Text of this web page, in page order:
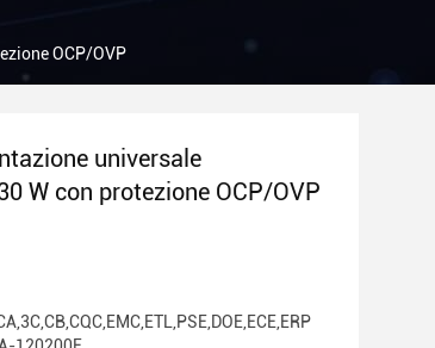
OCP/OVP
universale
W con protezione OCP/OVP